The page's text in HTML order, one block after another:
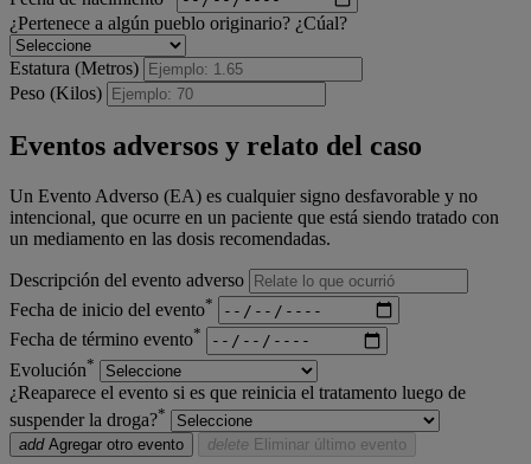
¿Pertenece a algún pueblo originario? ¿Cúal?
Estatura (Metros)
Peso (Kilos)
Eventos adversos y relato del caso
Un Evento Adverso (EA) es cualquier signo desfavorable y no
intencional, que ocurre en un paciente que está siendo tratado con
un mediamento en las dosis recomendadas.
Descripción del evento adverso
Fecha de inicio del evento*
Fecha de término evento*
Evolución*
¿Reaparece el evento si es que reinicia el tratamento luego de
suspender la droga?*
addAgregar otro evento delete Eliminar último evento